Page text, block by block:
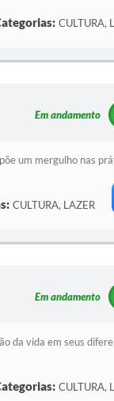
CULTURA,
Em andamento
um mergulho nas
CULTURA, LAZER
Em andamento
da vida em seus
CULTURA,